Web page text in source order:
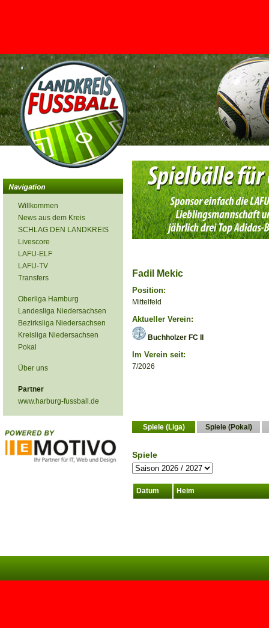
<
Willkommen
News aus dem Kreis
SCHLAG DEN LANDKREIS
Livescore
LAFU-ELF
LAFU-TV
Transfers
Oberliga Hamburg
Landesliga Niedersachsen
Bezirksliga Niedersachsen
Kreisliga Niedersachsen
Pokal
Über uns
Partner
www.harburg-fussball.de
Fadil Mekic
Position:
Mittelfeld
Aktueller Verein:
Buchholzer FC II
Im Verein seit:
7/2026
Spiele (Liga) Spiele (Pokal)
Spiele
Datum Heim